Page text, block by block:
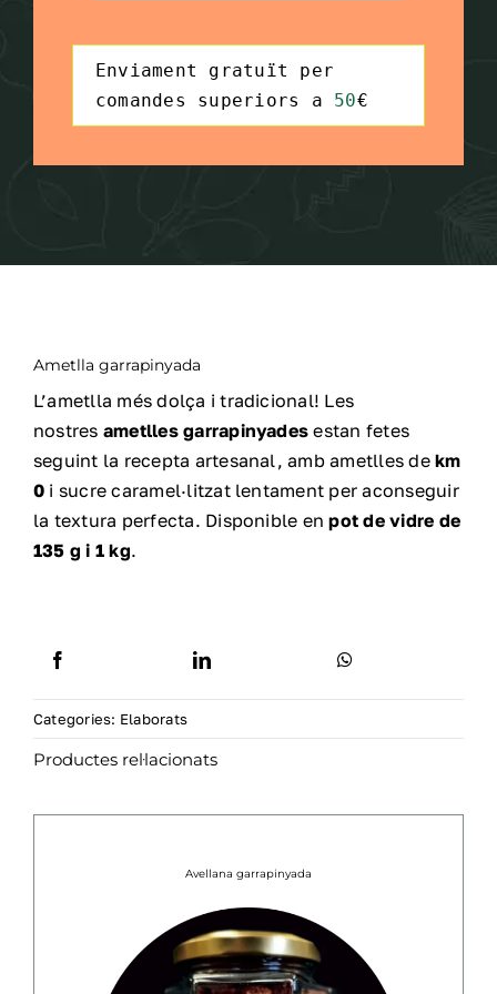
Syntax
Highlighter
Enviament gratuït per
comandes superiors a 50€
Ametlla garrapinyada
L’ametlla més dolça i tradicional! Les
nostres ametlles garrapinyades estan fetes
seguint la recepta artesanal, amb ametlles dekm
0 i sucre caramel·litzat lentament per aconseguir
la textura perfecta. Disponible enpot de vidre de
135 g i 1 kg.
Categories: Elaborats
Productes rel·lacionats
Avellana garrapinyada